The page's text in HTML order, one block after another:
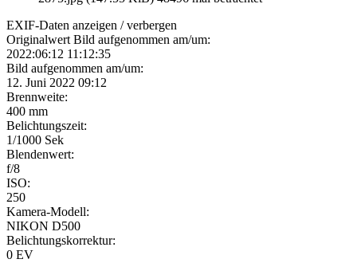
EXIF-Daten anzeigen / verbergen
Originalwert Bild aufgenommen am/um:
2022:06:12 11:12:35
Bild aufgenommen am/um:
12. Juni 2022 09:12
Brennweite:
400 mm
Belichtungszeit:
1/1000 Sek
Blendenwert:
f/8
ISO:
250
Kamera-Modell:
NIKON D500
Belichtungskorrektur:
0 EV